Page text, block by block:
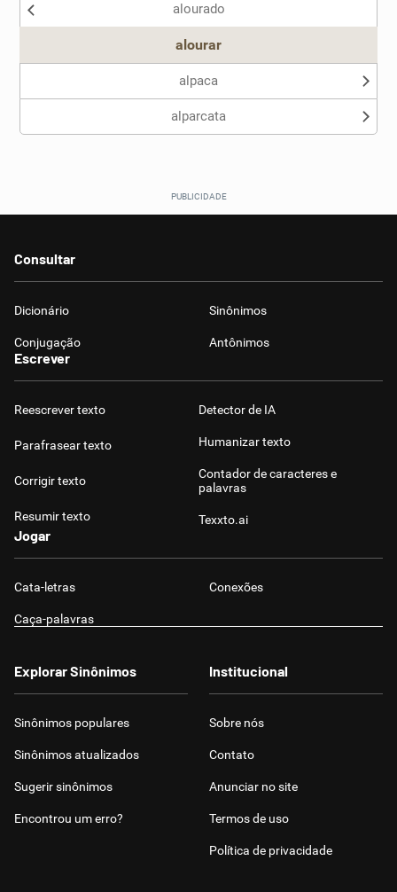
Sinônimos
alourado
alourar
alpaca
alparcata
Consultar
Dicionário Sinônimos
Conjugação Antônimos
Escrever
Reescrever texto
Parafrasear texto
Corrigir texto
Resumir texto
Detector de IA
Humanizar texto
Contador de caracteres e
palavras
Texxto.ai
Jogar
Cata-letras Conexões
Caça-palavras
Explorar Sinônimos
Sinônimos populares
Sinônimos atualizados
Sugerir sinônimos
Encontrou um erro?
Institucional
Sobre nós
Contato
Anunciar no site
Termos de uso
Política de privacidade